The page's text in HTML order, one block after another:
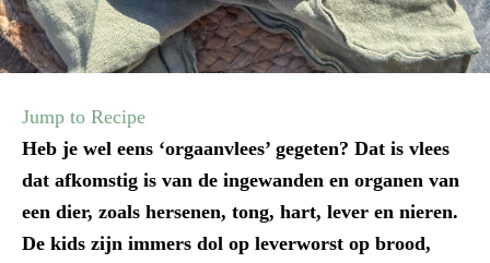
Jump to Recipe
Heb je wel eens ‘orgaanvlees’ gegeten? Dat is vlees
dat afkomstig is van de ingewanden en organen van
een dier, zoals hersenen, tong, hart, lever en nieren.
De kids zijn immers dol op leverworst op brood,